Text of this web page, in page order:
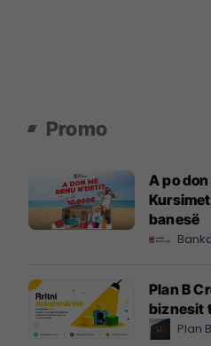
Promo
A po
banesë
Plan B
biznesit
Plan B